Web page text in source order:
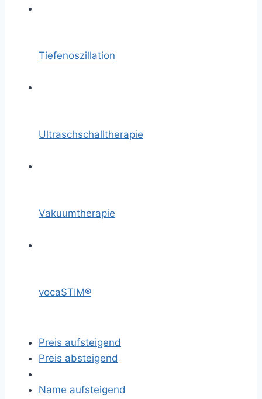
Tiefenoszillation
Ultraschschalltherapie
Vakuumtherapie
vocaSTIM®
Preis aufsteigend
Preis absteigend
Name aufsteigend